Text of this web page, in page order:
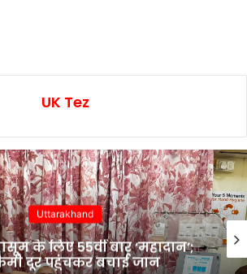
UK Tez
Uttarakhand
के लिए 55वीं बार ‘महादान’;
दूर पहुंचकर बचाई जान